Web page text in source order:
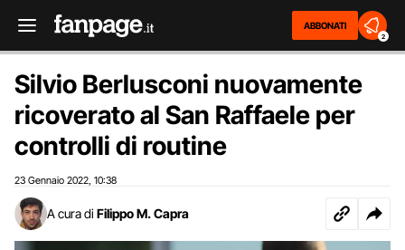
ABBONATI
2
Silvio Berlusconi nuovamente
ricoverato al San Raffaele per
controlli di routine
23 Gennaio 2022 10:38
A cura di Filippo M. Capra